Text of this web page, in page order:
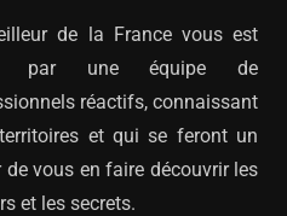
de la France vous est
par une équipe de
réactifs, connaissant
et qui se feront un
de vous en faire découvrir les
et les secrets.